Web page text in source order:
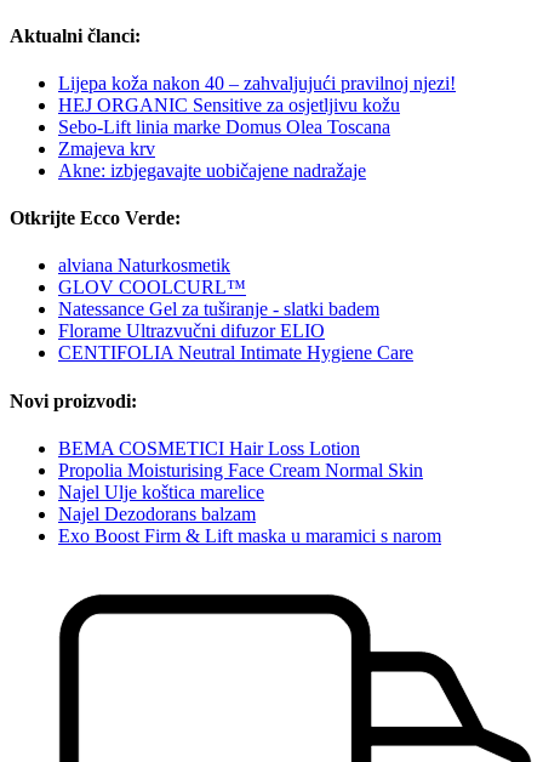
Aktualni članci:
Lijepa koža nakon 40 – zahvaljujući pravilnoj njezi!
HEJ ORGANIC Sensitive za osjetljivu kožu
Sebo-Lift linia marke Domus Olea Toscana
Zmajeva krv
Akne: izbjegavajte uobičajene nadražaje
Otkrijte Ecco Verde:
alviana Naturkosmetik
GLOV COOLCURL™
Natessance Gel za tuširanje - slatki badem
Florame Ultrazvučni difuzor ELIO
CENTIFOLIA Neutral Intimate Hygiene Care
Novi proizvodi:
BEMA COSMETICI Hair Loss Lotion
Propolia Moisturising Face Cream Normal Skin
Najel Ulje koštica marelice
Najel Dezodorans balzam
Exo Boost Firm & Lift maska u maramici s narom